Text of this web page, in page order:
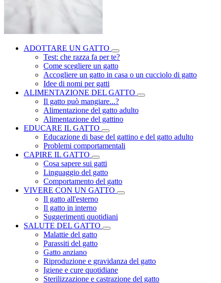
ADOTTARE UN GATTO
Test: che razza fa per te?
Come scegliere un gatto
Accogliere un gatto in casa o un cucciolo di gatto
Idee di nomi per gatti
ALIMENTAZIONE DEL GATTO
Il gatto può mangiare...?
Alimentazione del gatto adulto
Alimentazione del gattino
EDUCARE IL GATTO
Educazione di base del gattino e del gatto adulto
Problemi comportamentali
CAPIRE IL GATTO
Cosa sapere sui gatti
Linguaggio del gatto
Comportamento del gatto
VIVERE CON UN GATTO
Il gatto all'esterno
Il gatto in interno
Suggerimenti quotidiani
SALUTE DEL GATTO
Malattie del gatto
Parassiti del gatto
Gatto anziano
Riproduzione e gravidanza del gatto
Igiene e cure quotidiane
Sterilizzazione e castrazione del gatto